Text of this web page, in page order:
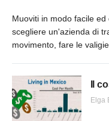
Muoviti in modo facile
scegliere un'azienda di
movimento, fare le
Il
Elga